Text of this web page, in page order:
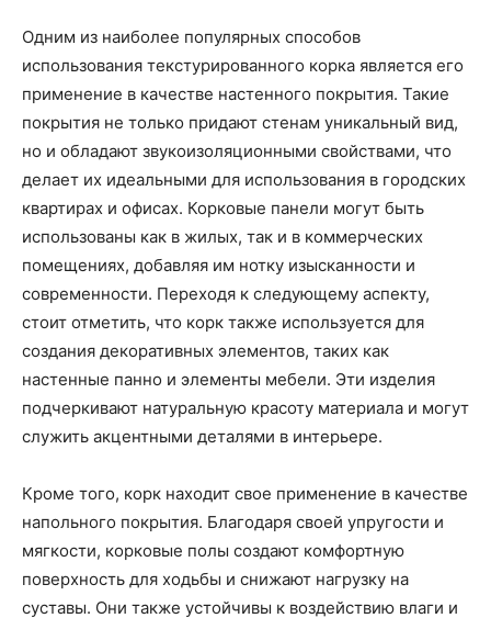
Одним из наиболее популярных способов
использования текстурированного корка является его
применение в качестве настенного покрытия. Такие
покрытия не только придают стенам уникальный вид,
но и обладают звукоизоляционными свойствами, что
делает их идеальными для использования в городских
квартирах и офисах. Корковые панели могут быть
использованы как в жилых, так и в коммерческих
помещениях, добавляя им нотку изысканности и
современности. Переходя к следующему аспекту,
стоит отметить, что корк также используется для
создания декоративных элементов, таких как
настенные панно и элементы мебели. Эти изделия
подчеркивают натуральную красоту материала и могут
служить акцентными деталями в интерьере.
Кроме того, корк находит свое применение в качестве
напольного покрытия. Благодаря своей упругости и
мягкости, корковые полы создают комфортную
поверхность для ходьбы и снижают нагрузку на
суставы. Они также устойчивы к воздействию влаги и